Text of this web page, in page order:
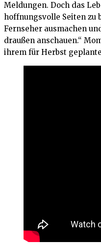
Meldungen. Doch das
hoffnungsvolle Seiten zu
Fernseher ausmachen
draußen anschauen.“
ihrem für Herbst